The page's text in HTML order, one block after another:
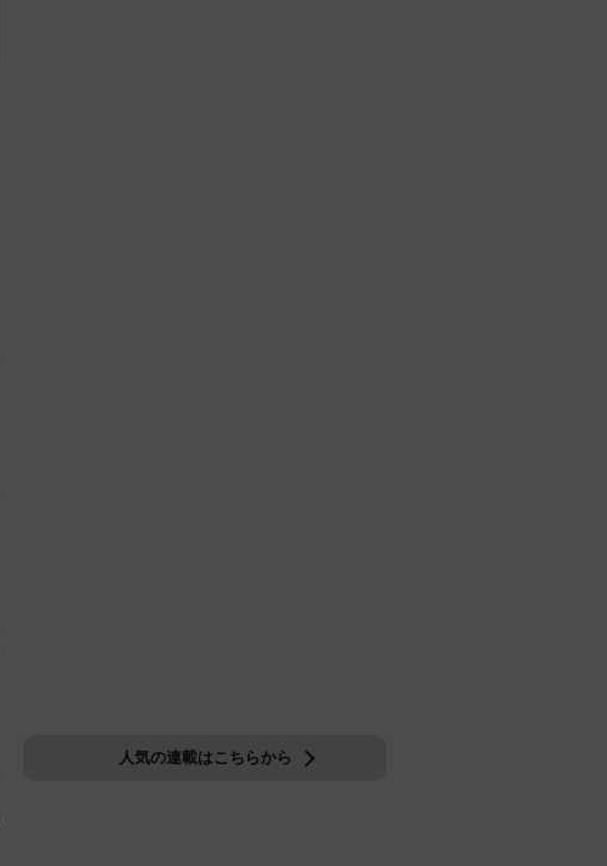
人気の連載はこちらから